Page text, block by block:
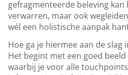
gefragmenteerde beleving kan
verwarren, maar ook
wél een holistische aanpak
Hoe ga je hiermee aan de slag
Het begint met een goed
waarbij je voor alle